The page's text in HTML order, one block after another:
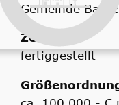
Gemeinde Bad
Zeitraum
fertiggestellt